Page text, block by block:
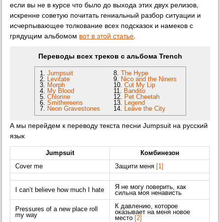
если вы не в курсе что было до выхода этих двух релизов,
искренне советую почитать гениальный разбор ситуации и
исчерпывающее толкование всех подсказок и намеков с
грядущим альбомом вот в этой статье
Переводы всех треков с альбома Trench
1. Jumpsuit
2.
Levitate
3.
Morph
4.
My Blood
5. Chlorine
6. Smithereens
7.
Neon Gravestones
8. The Hype
9.
Nico and the Niners
10. Cut My Lip
11.
Bandito
12.
Pet Cheetah
13.
Legend
14.
Leave the City
А мы перейдем к переводу текста песни Jumpsuit на русский
язык
Jumpsuit
Комбинезон
Cover me
Защити меня [1]
I can’t believe how much I hate
Я не могу поверить, как
сильна моя ненависть
Pressures of a new place roll
my way
К давлению, которое
оказывает на меня новое
место [2]